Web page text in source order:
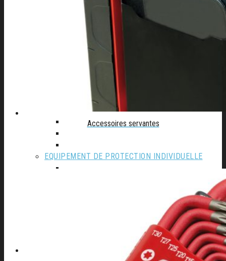
EQUIPEMENTS D’ATELIER
Accessoires compresseur
Aspirateur eau et poussieres
Autolaveuse
Compresseur
Groupe électrogène
Materiel de Garage
Nettoyeur haute pression
Perceuse à colonne
Perceuse d’établi
Perceuse magnetique
EQUIPEMENT DE PROTECTION INDIVIDUELLE
Accessoires servantes